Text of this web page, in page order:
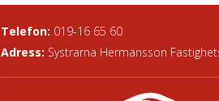
Telefon: 019-16 65 60
Adress: Systrarna Hermansson